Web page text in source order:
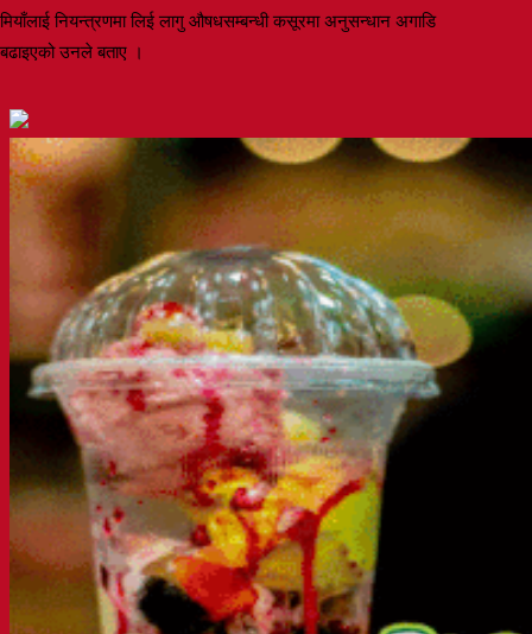
मियाँलाई नियन्त्रणमा लिई लागु औषधसम्बन्धी कसूरमा अनुसन्धान अगाडि
बढाइएको उनले बताए ।